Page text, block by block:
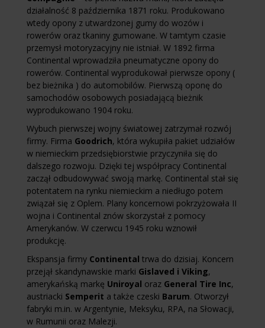
działalność 8 października 1871 roku. Produkowano
wtedy opony z utwardzonej gumy do wozów i
rowerów oraz tkaniny gumowane. W tamtym czasie
przemysł motoryzacyjny nie istniał. W 1892 firma
Continental wprowadziła pneumatyczne opony do
rowerów. Continental wyprodukował pierwsze opony (
bez bieżnika ) do automobilów. Pierwszą oponę do
samochodów osobowych posiadającą bieżnik
wyprodukowano 1904 roku.
Wybuch pierwszej wojny światowej zatrzymał rozwój
firmy. Firma Goodrich, która wykupiła pakiet udziałów
w niemieckim przedsiębiorstwie przyczyniła się do
dalszego rozwoju. Dzięki tej współpracy Continental
zaczął odbudowywać swoją markę. Continental stał się
potentatem na rynku niemieckim a niedługo potem
związał się z Oplem. Plany koncernowi pokrzyżowała II
wojna i Continental znów skorzystał z pomocy
Amerykanów. W czerwcu 1945 roku wznowił
produkcję.
Ekspansja firmy Continental trwa do dzisiaj. Koncern
przejął skandynawskie marki Gislaved i Viking,
amerykańską markę Uniroyal oraz General Tire Inc,
austriacki Semperit a także czeski Barum. Otworzył
fabryki m.in. w Argentynie, Meksyku, RPA, na Słowacji,
w Rumunii oraz Malezji.